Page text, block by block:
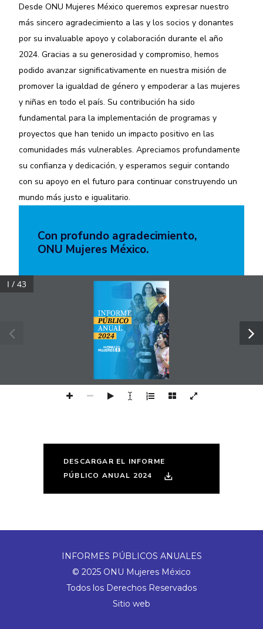
Desde ONU Mujeres México queremos expresar nuestro
más sincero agradecimiento a las y los socios y donantes
por su invaluable apoyo y colaboración durante el año
2024. Gracias a su generosidad y compromiso, hemos
podido avanzar significativamente en nuestra misión de
promover la igualdad de género y empoderar a las mujeres
y niñas en todo el país. Su contribución ha sido
fundamental para la implementación de programas y
proyectos que han tenido un impacto positivo en las
comunidades más vulnerables. Apreciamos profundamente
su confianza y dedicación, y esperamos seguir contando
con su apoyo en el futuro para continuar construyendo un
mundo más justo e igualitario.
Con profundo agradecimiento,
ONU Mujeres México.
I / 43
DESCARGAR EL INFORME
PÚBLICO ANUAL 2024
INFORMES PÚBLICOS ANUALES
© 2025 ONU Mujeres México
Todos los Derechos Reservados
Sitio web